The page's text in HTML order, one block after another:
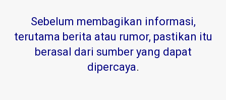
Sebelum membagikan informasi,
terutama berita atau rumor, pastikan itu
berasal dari sumber yang dapat
dipercaya.